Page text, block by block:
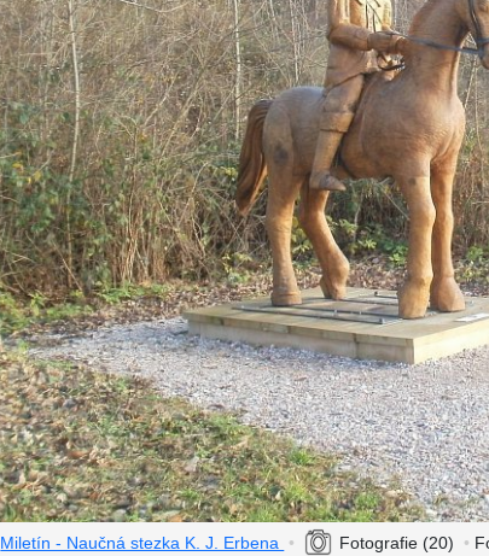
Miletín - Naučná stezka K. J. Erbena • Fotografie (20) •